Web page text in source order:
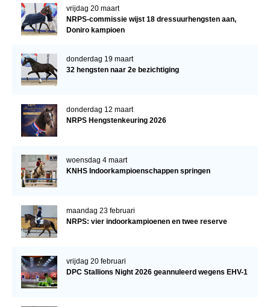
vrijdag 20 maart
NRPS-commissie wijst 18 dressuurhengsten aan,
Doniro kampioen
donderdag 19 maart
32 hengsten naar 2e bezichtiging
donderdag 12 maart
NRPS Hengstenkeuring 2026
woensdag 4 maart
KNHS Indoorkampioenschappen springen
maandag 23 februari
NRPS: vier indoorkampioenen en twee reserve
vrijdag 20 februari
DPC Stallions Night 2026 geannuleerd wegens EHV-1